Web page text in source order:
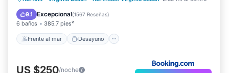
9.1 Excepcional(1567 Reseñas)
6 baños 385.7 pies²
Frente al mar Desayuno
Aparcamiento
Piscina
US $250/noche